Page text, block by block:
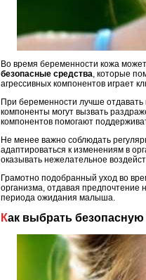
Во время беременности кожа
безопасные средства, которые
агрессивных компонентов играет
При беременности лучше отдавать
компоненты могут вызвать
компонентов помогают
Не менее важно соблюдать
адаптироваться к изменениям в
оказывать нежелательное
Грамотно подобранный уход во
организма, отдавая предпочтение
периода ожидания малыша.
Как выбрать